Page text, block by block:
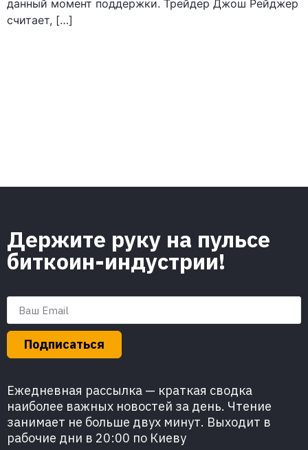
данный момент поддержки. Трейдер Джош Рейджер
считает, […]
Держите руку на пульсе
биткоин-индустрии!
Подписаться
Ежедневная рассылка — краткая сводка
наиболее важных новостей за день. Чтение
занимает не больше двух минут. Выходит в
рабочие дни в 20:00 по Киеву